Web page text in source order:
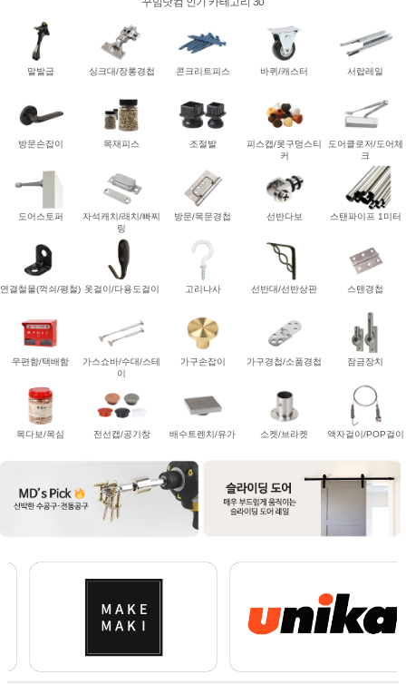
말발굽 싱크대/장롱경첩 콘크리트피스 바퀴/캐스터 서랍레일
방문손잡이 목재피스 조절발
피스캡/못구멍스티
커
도어클로저/도어체
크
도어스토퍼
자석캐치/래치/빠찌
링
방문/목문경첩 선반다보 스탠파이프 1미터
연결철물(꺽쇠/평철) 옷걸이/다용도걸이 고리나사 선반대/선반상판 스텐경첩
우편함/택배함
가스쇼바/수대/스테
이
가구손잡이 가구경첩/소품경첩 잠금장치
목다보/목심 전선캡/공기창 배수트렌치/유가 소켓/브라켓 액자걸이/POP걸이